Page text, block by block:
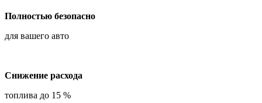
Полностью безопасно
для вашего авто
Снижение расхода
топлива до 15 %